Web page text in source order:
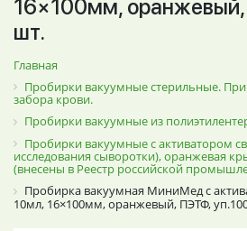
16×100мм,
шт.
Главная
Пробирки вакуумные стерильные.
забора крови.
Пробирки вакуумные из
Пробирки вакуумные с активатором
исследования сыворотки), оранжевая
(внесены в Реестр российской
Пробирка вакуумная МиниМед с
10мл, 16×100мм, оранжевый, ПЭТФ,